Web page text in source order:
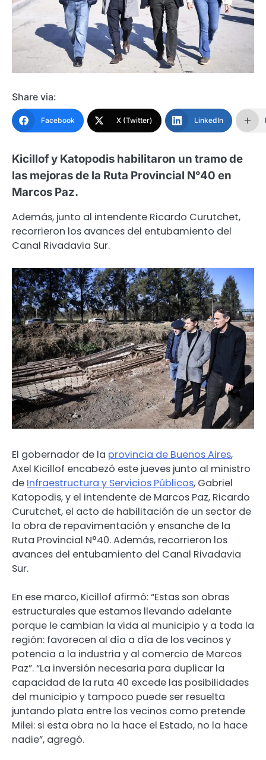
Share via:
Facebook X (Twitter) LinkedIn
Kicillof y Katopodis habilitaron un tramo de
las mejoras de la Ruta Provincial N°40 en
Marcos Paz.
Además, junto al intendente Ricardo Curutchet,
recorrieron los avances del entubamiento del
Canal Rivadavia Sur.
El gobernador de la provincia de Buenos Aires,
Axel Kicillof encabezó este jueves junto al ministro
de Infraestructura y Servicios Públicos, Gabriel
Katopodis, y el intendente de Marcos Paz, Ricardo
Curutchet, el acto de habilitación de un sector de
la obra de repavimentación y ensanche de la
Ruta Provincial N°40. Además, recorrieron los
avances del entubamiento del Canal Rivadavia
Sur.
En ese marco, Kicillof afirmó: “Estas son obras
estructurales que estamos llevando adelante
porque le cambian la vida al municipio y a toda la
región: favorecen al día a día de los vecinos y
potencia a la industria y al comercio de Marcos
Paz”. “La inversión necesaria para duplicar la
capacidad de la ruta 40 excede las posibilidades
del municipio y tampoco puede ser resuelta
juntando plata entre los vecinos como pretende
Milei: si esta obra no la hace el Estado, no la hace
nadie”, agregó.